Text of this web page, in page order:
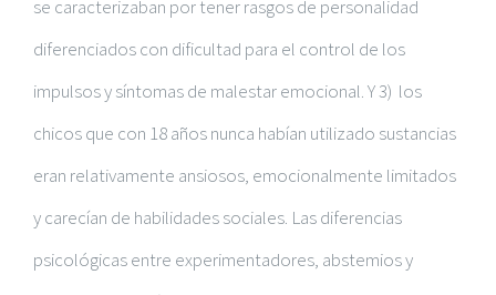
se caracterizaban por tener rasgos de personalidad
diferenciados con dificultad para el control de los
impulsos y síntomas de malestar emocional. Y 3) los
chicos que con 18 años nunca habían utilizado sustancias
eran relativamente ansiosos, emocionalmente limitados
y carecían de habilidades sociales. Las diferencias
psicológicas entre experimentadores, abstemios y